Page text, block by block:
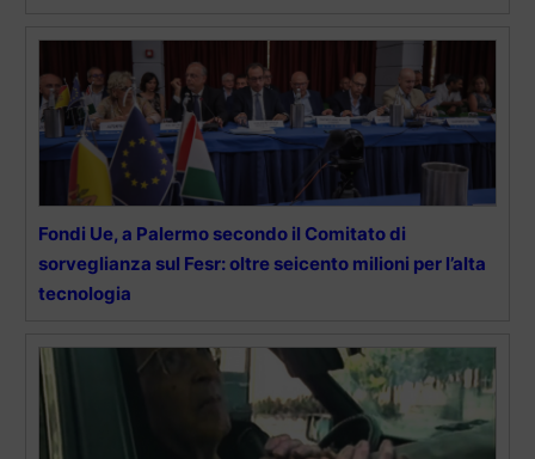
Fondi Ue, a Palermo secondo il Comitato di
sorveglianza sul Fesr: oltre seicento milioni per l’alta
tecnologia